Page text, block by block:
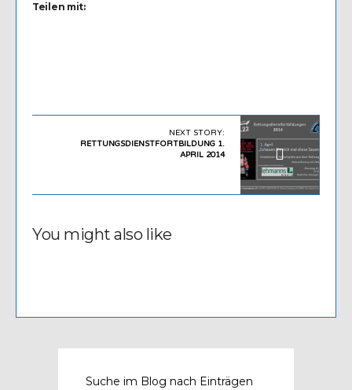
Teilen mit:
NEXT STORY:
RETTUNGSDIENSTFORTBILDUNG 1.
APRIL 2014
You might also like
Suche im Blog nach Einträgen